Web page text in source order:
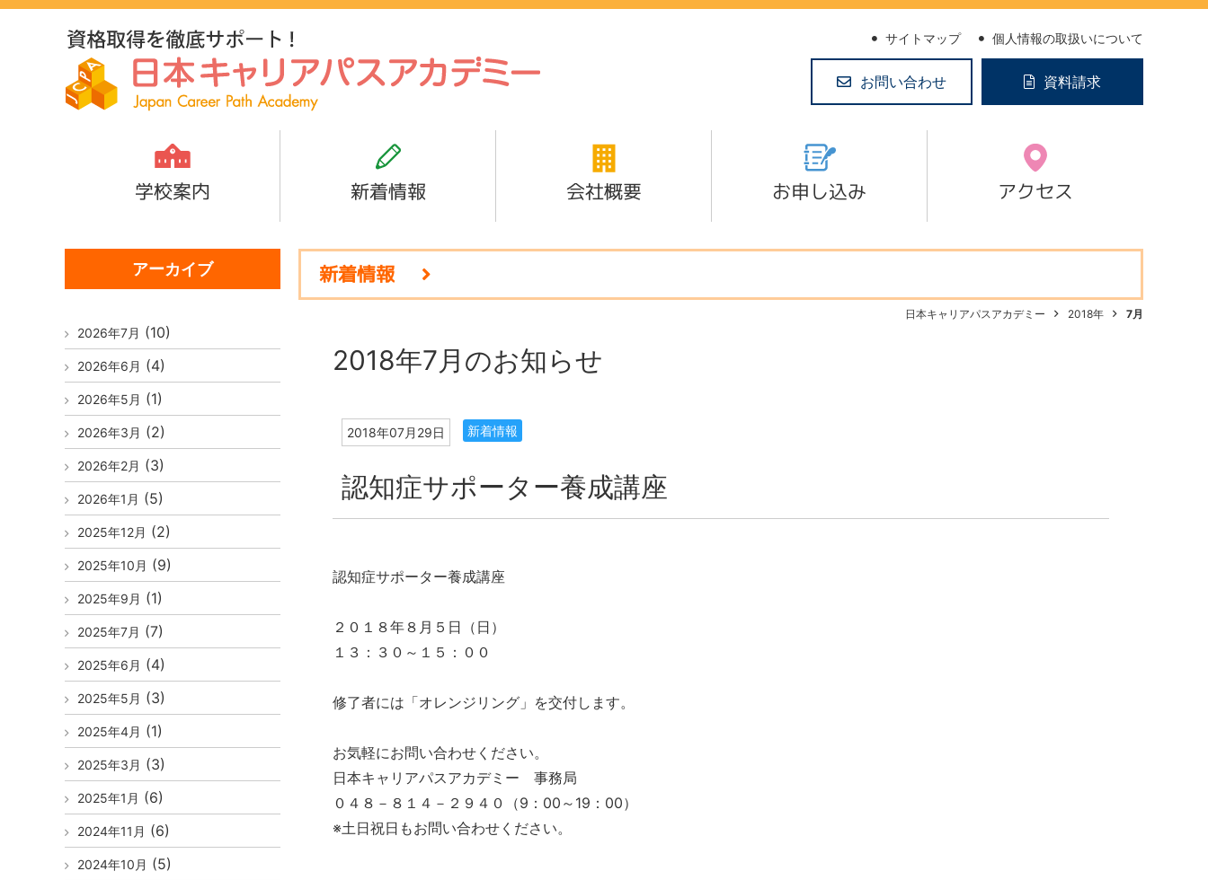
サイトマップ 個人情報の取扱いについて
お問い合わせ 資料請求
学校案内 新着情報 会社概要 お申し込み アクセス
新着情報
日本キャリアパスアカデミー 2018年 7月
2018年7月のお知らせ
2018年07月29日 新着情報
認知症サポーター養成講座
認知症サポーター養成講座
２０１８年８月５日（日）
１３：３０～１５：００
修了者には「オレンジリング」を交付します。
お気軽にお問い合わせください。
日本キャリアパスアカデミー 事務局
０４８－８１４－２９４０（9：00～19：00）
※土日祝日もお問い合わせください。
アーカイブ
2026年7月 (10)
2026年6月 (4)
2026年5月 (1)
2026年3月 (2)
2026年2月 (3)
2026年1月 (5)
2025年12月 (2)
2025年10月 (9)
2025年9月 (1)
2025年7月 (7)
2025年6月 (4)
2025年5月 (3)
2025年4月 (1)
2025年3月 (3)
2025年1月 (6)
2024年11月 (6)
2024年10月 (5)